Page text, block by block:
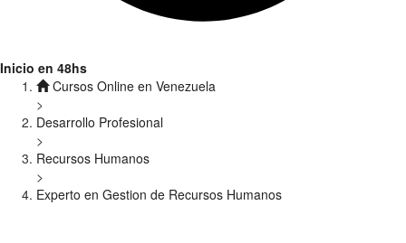
Inicio en 48hs
Cursos Online en Venezuela
>
Desarrollo Profesional
>
Recursos Humanos
>
Experto en Gestion de Recursos Humanos